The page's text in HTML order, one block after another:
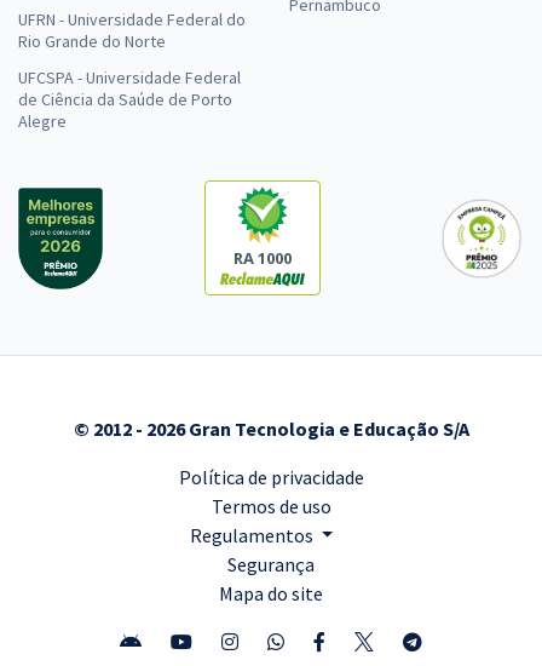
UFRN - Universidade Federal do
Rio Grande do Norte
UFCSPA - Universidade Federal
de Ciência da Saúde de Porto
Alegre
Pernambuco
RA 1000
© 2012 - 2026 Gran Tecnologia e Educação S/A
Política de privacidade
Termos de uso
Regulamentos
Segurança
Mapa do site